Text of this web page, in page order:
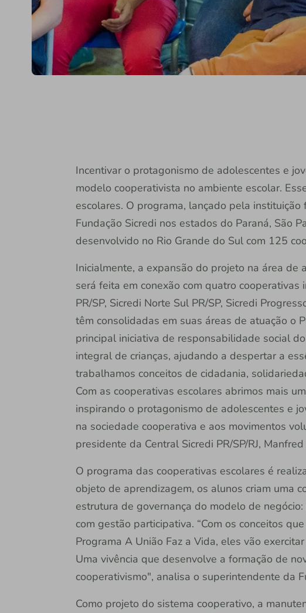
Incentivar o protagonismo de adolescentes e
modelo cooperativista no ambiente escolar.
escolares. O programa, lançado pela
Fundação Sicredi nos estados do Paraná, São
desenvolvido no Rio Grande do Sul com 125
Inicialmente, a expansão do projeto na área de
será feita em conexão com quatro
PR/SP, Sicredi Norte Sul PR/SP, Sicredi
têm consolidadas em suas áreas de atuação o
principal iniciativa de responsabilidade social
integral de crianças, ajudando a despertar a
trabalhamos conceitos de cidadania,
Com as cooperativas escolares abrimos mais
inspirando o protagonismo de adolescentes e
na sociedade cooperativa e aos movimentos
presidente da Central Sicredi PR/SP/RJ,
O programa das cooperativas escolares é
objeto de aprendizagem, os alunos criam uma
estrutura de governança do modelo de
com gestão participativa. “Com os conceitos
Programa A União Faz a Vida, eles vão
Uma vivência que desenvolve a formação de
cooperativismo", analisa o superintendente da
Como projeto do sistema cooperativo, a